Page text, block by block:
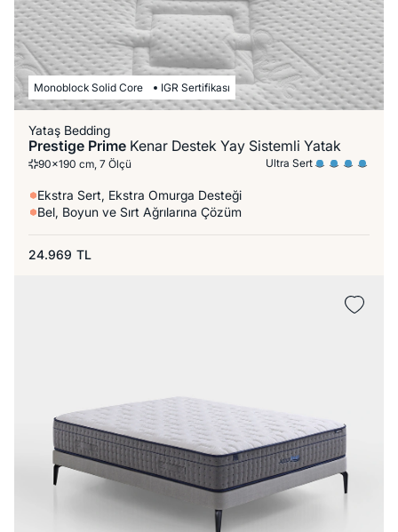
Monoblock Solid Core IGR Sertifikası
Yataş Bedding
Prestige Prime Kenar Destek Yay Sistemli Yatak
90x190 cm, 7 Ölçü Ultra Sert
Ekstra Sert, Ekstra Omurga Desteği
Bel, Boyun ve Sırt Ağrılarına Çözüm
24.969 TL